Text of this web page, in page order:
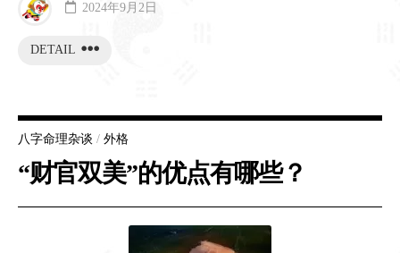
DETAIL
2024年9月2日
八字命理杂谈 / 外格
“财官双美”的优点有哪些？